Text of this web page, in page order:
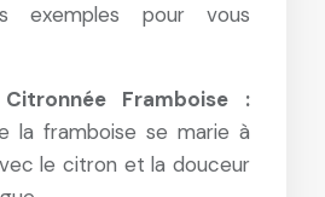
exemples pour vous
Citronnée Framboise :
la framboise se marie à
le citron et la douceur